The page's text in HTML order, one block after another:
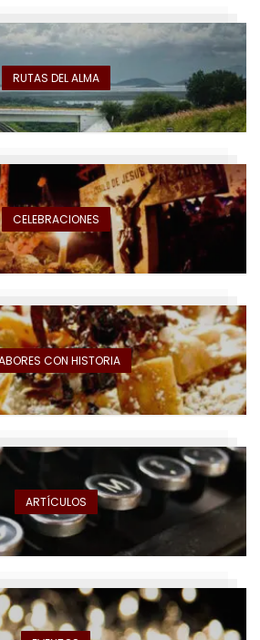
RUTAS DEL ALMA
CELEBRACIONES
CON HISTORIA
ARTÍCULOS